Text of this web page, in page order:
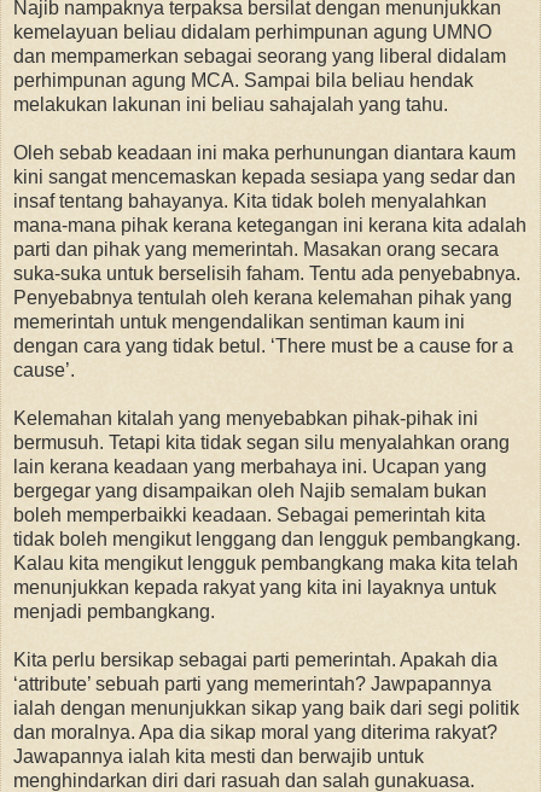
Najib nampaknya terpaksa bersilat dengan menunjukkan
kemelayuan beliau didalam perhimpunan agung UMNO
dan mempamerkan sebagai seorang yang liberal didalam
perhimpunan agung MCA. Sampai bila beliau hendak
melakukan lakunan ini beliau sahajalah yang tahu.
Oleh sebab keadaan ini maka perhunungan diantara kaum
kini sangat mencemaskan kepada sesiapa yang sedar dan
insaf tentang bahayanya. Kita tidak boleh menyalahkan
mana-mana pihak kerana ketegangan ini kerana kita adalah
parti dan pihak yang memerintah. Masakan orang secara
suka-suka untuk berselisih faham. Tentu ada penyebabnya.
Penyebabnya tentulah oleh kerana kelemahan pihak yang
memerintah untuk mengendalikan sentiman kaum ini
dengan cara yang tidak betul. ‘There must be a cause for a
cause’.
Kelemahan kitalah yang menyebabkan pihak-pihak ini
bermusuh. Tetapi kita tidak segan silu menyalahkan orang
lain kerana keadaan yang merbahaya ini. Ucapan yang
bergegar yang disampaikan oleh Najib semalam bukan
boleh memperbaikki keadaan. Sebagai pemerintah kita
tidak boleh mengikut lenggang dan lengguk pembangkang.
Kalau kita mengikut lengguk pembangkang maka kita telah
menunjukkan kepada rakyat yang kita ini layaknya untuk
menjadi pembangkang.
Kita perlu bersikap sebagai parti pemerintah. Apakah dia
‘attribute’ sebuah parti yang memerintah? Jawpapannya
ialah dengan menunjukkan sikap yang baik dari segi politik
dan moralnya. Apa dia sikap moral yang diterima rakyat?
Jawapannya ialah kita mesti dan berwajib untuk
menghindarkan diri dari rasuah dan salah gunakuasa.